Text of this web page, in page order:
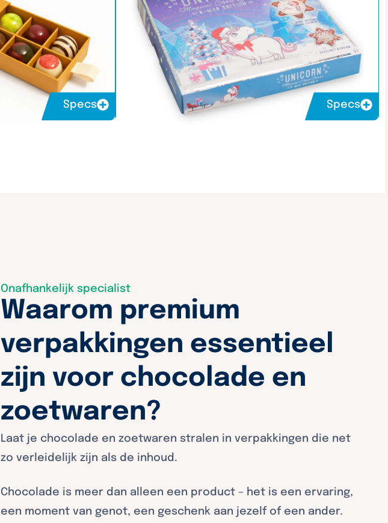
Specs Specs
Onafhankelijk specialist
Waarom premium
verpakkingen essentieel
zijn voor chocolade en
zoetwaren​?
Laat je chocolade en zoetwaren stralen in verpakkingen die net
zo verleidelijk zijn als de inhoud.
Chocolade is meer dan alleen een product – het is een ervaring,
een moment van genot, een geschenk aan jezelf of een ander.